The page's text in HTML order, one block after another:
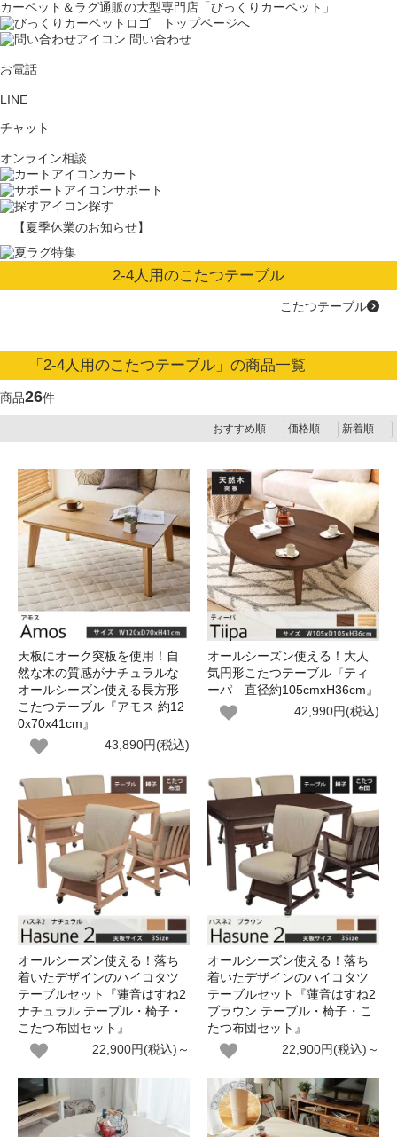
カーペット＆ラグ通販の大型専門店「びっくりカーペット」
問い合わせ
お電話
LINE
チャット
オンライン相談
カート
サポート
探す
【夏季休業のお知らせ】
2-4人用のこたつテーブル
こたつテーブル
「2-4人用のこたつテーブル」の商品一覧
商品26件
おすすめ順 価格順 新着順
天板にオーク突板を使用！自
然な木の質感がナチュラルな
オールシーズン使える長方形
こたつテーブル『アモス 約12
0x70x41cm』
43,890円(税込)
オールシーズン使える！大人
気円形こたつテーブル『ティ
ーパ 直径約105cmxH36cm』
42,990円(税込)
オールシーズン使える！落ち
着いたデザインのハイコタツ
テーブルセット『蓮音はすね2
ナチュラル テーブル・椅子・
こたつ布団セット』
22,900円(税込)～
オールシーズン使える！落ち
着いたデザインのハイコタツ
テーブルセット『蓮音はすね2
ブラウン テーブル・椅子・こ
たつ布団セット』
22,900円(税込)～